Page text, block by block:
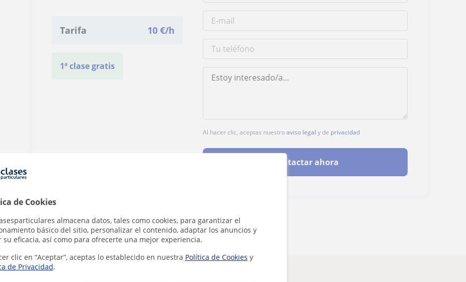
de Cookies
almacena datos, tales como cookies, para garantizar el
básico del sitio, personalizar el contenido, adaptar los anuncios y
su eficacia, así como para ofrecerte una mejor experiencia.
clic en “Aceptar”, aceptas lo establecido en nuestra Política de Cookies y
de Privacidad.
Tarifa 10 €/h
1ª clase gratis
Al hacer clic, aceptas nuestroaviso legal y de privacidad
Contactar ahora